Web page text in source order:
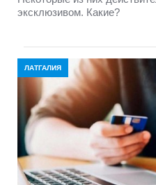
эксклюзивом. Какие?
ЛАТГАЛИЯ